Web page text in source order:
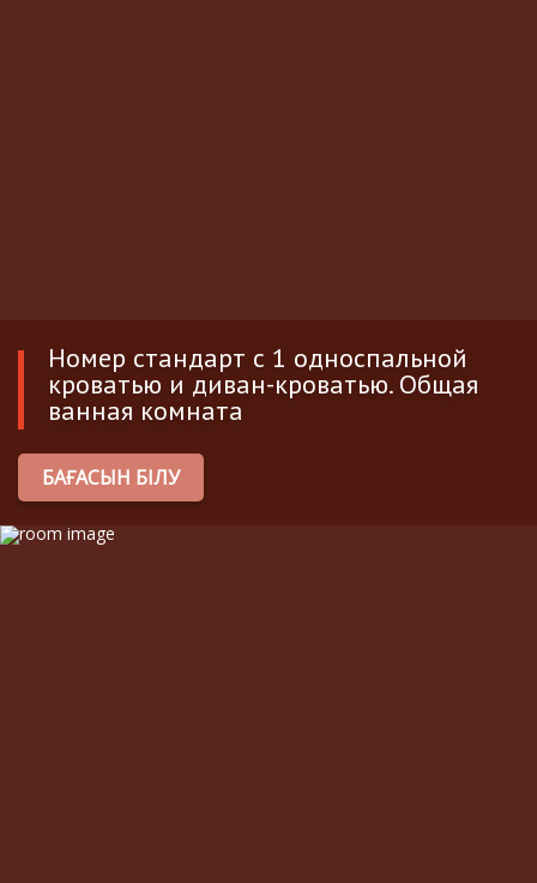
Номер стандарт с 1 односпальной
кроватью и диван-кроватью. Общая
ванная комната
БАҒАСЫН БІЛУ